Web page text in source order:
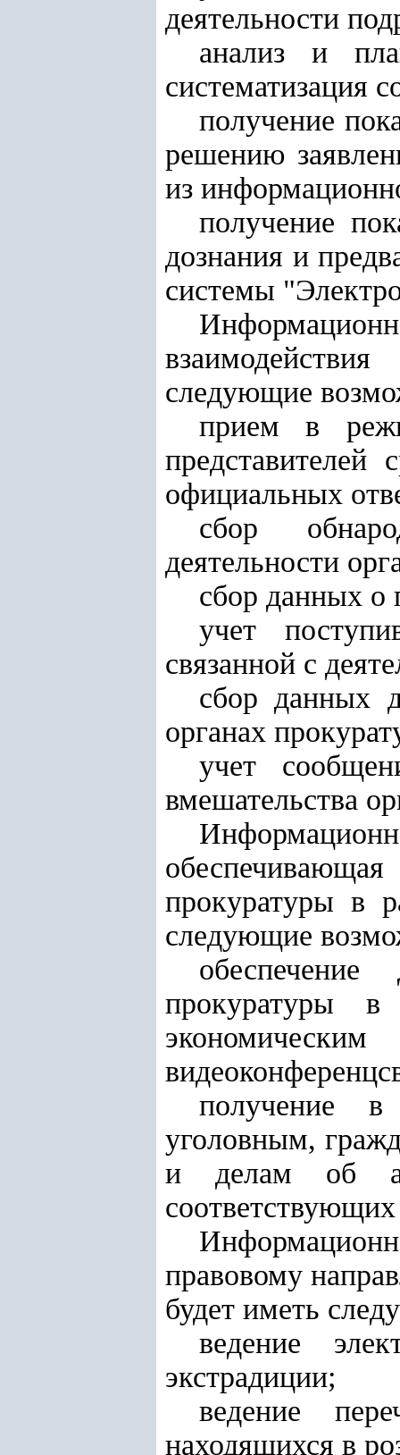
деятельности
анализ и
систематизация
получение
решению
из
получение
дознания и
системы
следующие
прием в
официальных
сбор
деятельности
сбор данных о
учет
связанной с
сбор данных
органах
учет
вмешательства
прокуратуры в
следующие
обеспечение
прокуратуры в
получение
уголовным,
и делам об
правовому
будет иметь
ведение
экстрадиции;
ведение
находящихся в